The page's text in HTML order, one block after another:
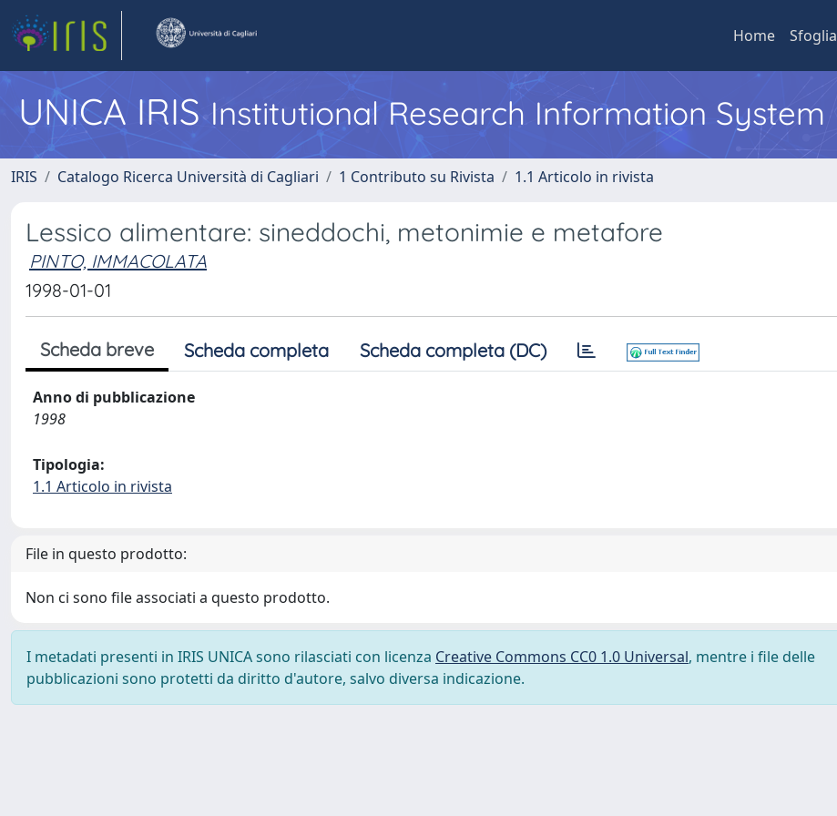
Home Sfoglia
UNICA IRISInstitutional Research Information System
IRIS Catalogo Ricerca Università di Cagliari 1 Contributo su Rivista 1.1 Articolo in rivista
Lessico alimentare: sineddochi, metonimie e metafore
PINTO, IMMACOLATA
1998-01-01
Scheda breve Scheda completa Scheda completa (DC)
Anno di pubblicazione
1998
Tipologia:
1.1 Articolo in rivista
File in questo prodotto:
Non ci sono file associati a questo prodotto.
I metadati presenti in IRIS UNICA sono rilasciati con licenza Creative Commons CC0 1.0 Universal, mentre i file delle
pubblicazioni sono protetti da diritto d'autore, salvo diversa indicazione.